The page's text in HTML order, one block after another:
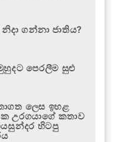
ගන්නා ජාතිය?
පෙරලීම සුළු
ලෙස ඉහළ
උරගයාගේ කතාව
හිටපු